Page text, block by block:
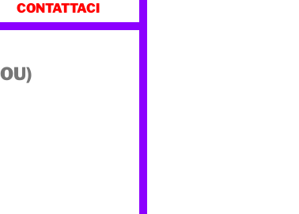
CONTATTACI